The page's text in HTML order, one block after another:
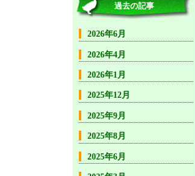
過去の記事
2026年6月
2026年4月
2026年1月
2025年12月
2025年9月
2025年8月
2025年6月